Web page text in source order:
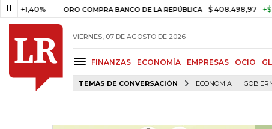
ORO COMPRA BANCO DE LA REPÚBLICA $ 408.498,97 +$
VIERNES, 07 DE AGOSTO DE 2026
FINANZAS ECONOMÍA EMPRESAS OCIO
TEMAS DE CONVERSACIÓN ECONOMÍA